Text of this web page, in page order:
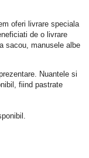
oferi livrare speciala
de o livrare
sacou, manusele albe
Nuantele si
fiind pastrate